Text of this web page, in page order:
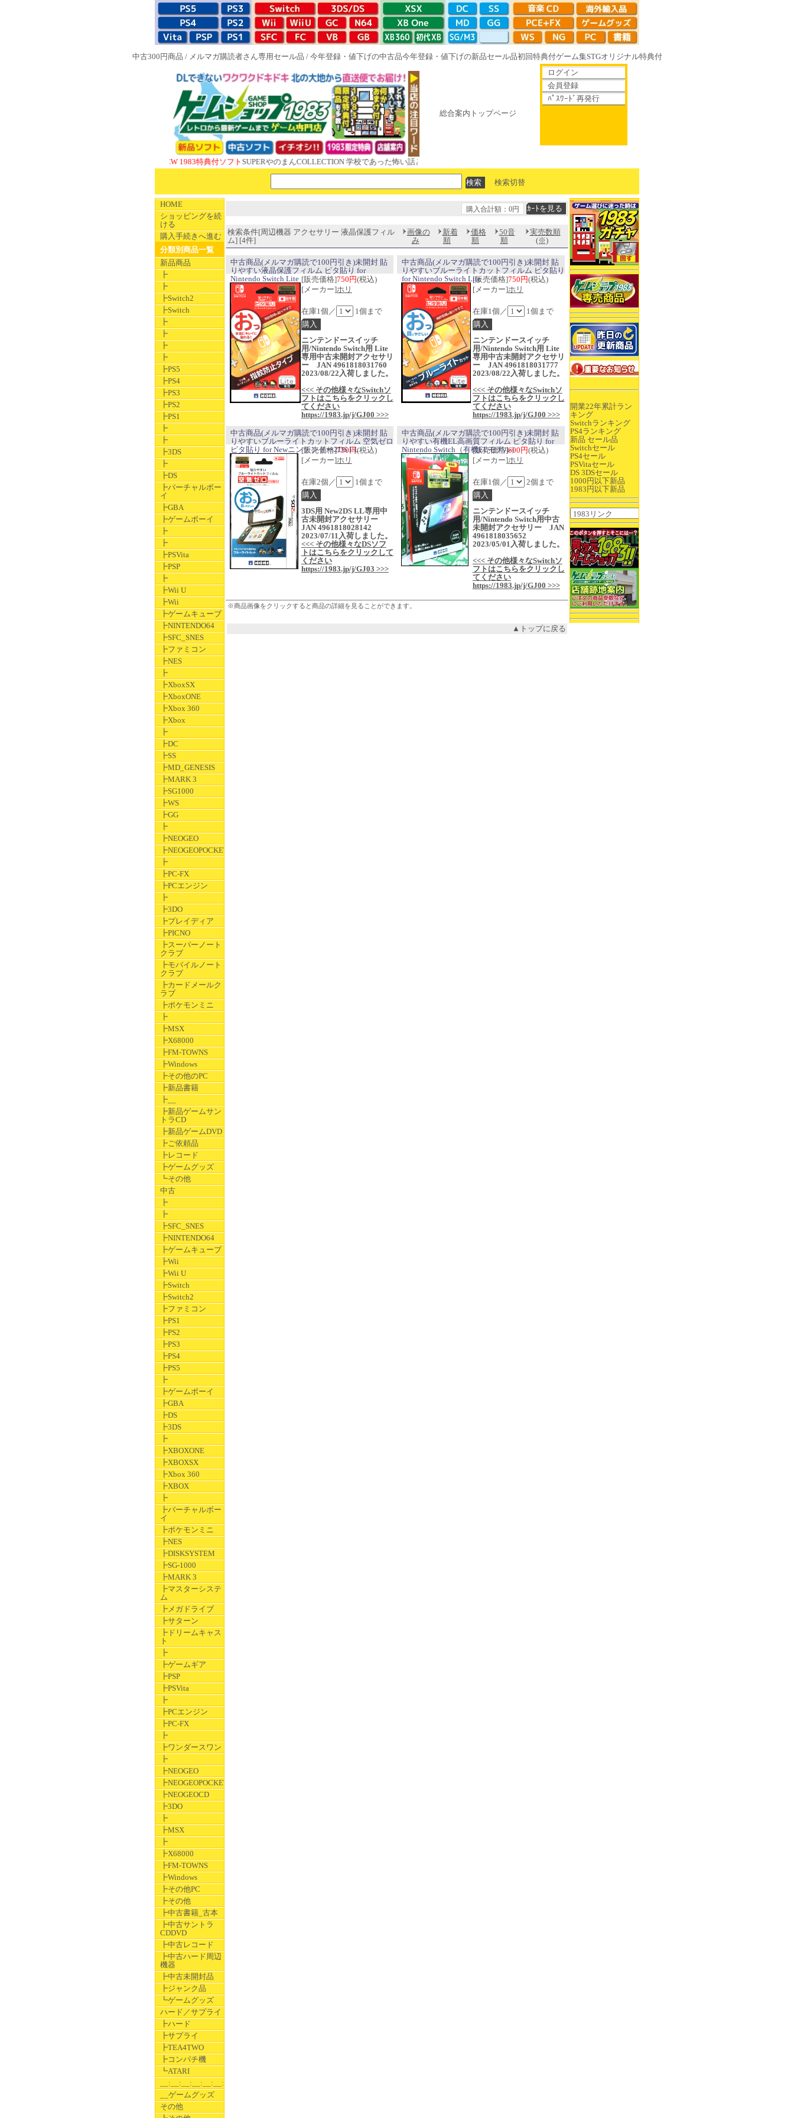
中古300円商品 / メルマガ購読者さん専用セール品 / 今年登録・値下げの中古品今年登録・値下げの新品セール品初回特典付ゲーム集STGオリジナル特典付
総合案内トップページ
NEW 1983特典付ソフトSUPERやのまんCOLLECTION 学校であった怖い話と晦󠄀つきこもり ルート16R やがて散りゆく鏡の花へ 70年代風ロボットアニメ ゲッP-X アレサCOLLECTION
ログイン
会員登録
ﾊﾟｽﾜｰﾄﾞ再発行
検索切替
HOME
ショッピングを続
ける
購入手続きへ進む
分類別商品一覧
新品商品
┣
┣
┣Switch2
┣Switch
┣
┣
┣
┣
┣PS5
┣PS4
┣PS3
┣PS2
┣PS1
┣
┣
┣3DS
┣
┣DS
┣バーチャルボー
イ
┣GBA
┣ゲームボーイ
┣
┣
┣PSVita
┣PSP
┣
┣Wii U
┣Wii
┣ゲームキューブ
┣NINTENDO64
┣SFC_SNES
┣ファミコン
┣NES
┣
┣XboxSX
┣XboxONE
┣Xbox 360
┣Xbox
┣
┣DC
┣SS
┣MD_GENESIS
┣MARK 3
┣SG1000
┣WS
┣GG
┣
┣NEOGEO
┣NEOGEOPOCKET
┣
┣PC-FX
┣PCエンジン
┣
┣3DO
┣プレイディア
┣PICNO
┣スーパーノート
クラブ
┣モバイルノート
クラブ
┣カードメールク
ラブ
┣ポケモンミニ
┣
┣MSX
┣X68000
┣FM-TOWNS
┣Windows
┣その他のPC
┣新品書籍
┣__
┣新品ゲームサン
トラCD
┣新品ゲームDVD
┣ご依頼品
┣レコード
┣ゲームグッズ
┗その他
中古
┣
┣
┣SFC_SNES
┣NINTENDO64
┣ゲームキューブ
┣Wii
┣Wii U
┣Switch
┣Switch2
┣ファミコン
┣PS1
┣PS2
┣PS3
┣PS4
┣PS5
┣
┣ゲームボーイ
┣GBA
┣DS
┣3DS
┣
┣XBOXONE
┣XBOXSX
┣Xbox 360
┣XBOX
┣
┣バーチャルボー
イ
┣ポケモンミニ
┣NES
┣DISKSYSTEM
┣SG-1000
┣MARK 3
┣マスターシステ
ム
┣メガドライブ
┣サターン
┣ドリームキャス
ト
┣
┣ゲームギア
┣PSP
┣PSVita
┣
┣PCエンジン
┣PC-FX
┣
┣ワンダースワン
┣
┣NEOGEO
┣NEOGEOPOCKET
┣NEOGEOCD
┣3DO
┣
┣MSX
┣
┣X68000
┣FM-TOWNS
┣Windows
┣その他PC
┣その他
┣中古書籍_古本
┣中古サントラ
CDDVD
┣中古レコード
┣中古ハード周辺
機器
┣中古未開封品
┣ジャンク品
┗ゲームグッズ
ハード／サプライ
┣ハード
┣サプライ
┣TEA4TWO
┣コンパチ機
┗ATARI
__:__:__:__:__:__:__
__ゲームグッズ
その他
開業22年累計ラン
キング
Switchランキング
PS4ランキング
新品 セール品
Switchセール
PS4セール
PSVitaセール
DS 3DSセール
1000円以下新品
1983円以下新品
購入合計額：0円
検索条件[周辺機器 アクセサリー 液晶保護フィル
ム] [4件]
画像の
み
新着
順
価格
順
50音
順
実売数順
(※)
中古商品(メルマガ購読で100円引き)未開封 貼
りやすい液晶保護フィルム ピタ貼り for
Nintendo Switch Lite [販売価格]750円(税込)
[メーカー]ホリ
在庫1個／ 1個まで
ニンテンドースイッチ
用/Nintendo Switch用 Lite
専用中古未開封アクセサリ
ー JAN 4961818031760
2023/08/22入荷しました。
<<< その他様々なSwitchソ
フトはこちらをクリックし
てください
https://1983.jp/j/GJ00 >>>
中古商品(メルマガ購読で100円引き)未開封 貼
りやすいブルーライトカットフィルム ピタ貼り
for Nintendo Switch Lite[販売価格]750円(税込)
[メーカー]ホリ
在庫1個／ 1個まで
ニンテンドースイッチ
用/Nintendo Switch用 Lite
専用中古未開封アクセサリ
ー JAN 4961818031777
2023/08/22入荷しました。
<<< その他様々なSwitchソ
フトはこちらをクリックし
てください
https://1983.jp/j/GJ00 >>>
中古商品(メルマガ購読で100円引き)未開封 貼
りやすいブルーライトカットフィルム 空気ゼロ
ピタ貼り for Newニンテンドー2DS LL
[販売価格]750円(税込)
[メーカー]ホリ
在庫2個／ 1個まで
3DS用 New2DS LL専用中
古未開封アクセサリー
JAN 4961818028142
2023/07/11入荷しました。
<<< その他様々なDSソフ
トはこちらをクリックして
ください
https://1983.jp/j/GJ03 >>>
中古商品(メルマガ購読で100円引き)未開封 貼
りやすい有機EL高画質フィルム ピタ貼り for
Nintendo Switch（有機ELモデル）
[販売価格]600円(税込)
[メーカー]ホリ
在庫1個／ 2個まで
ニンテンドースイッチ
用/Nintendo Switch用中古
未開封アクセサリー JAN
4961818035652
2023/05/01入荷しました。
<<< その他様々なSwitchソ
フトはこちらをクリックし
てください
https://1983.jp/j/GJ00 >>>
※商品画像をクリックすると商品の詳細を見ることができます。
▲トップに戻る